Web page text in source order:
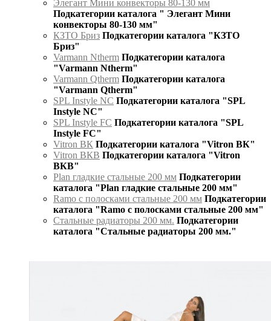
Элегант Мини конвекторы 80-130 мм
Подкатегории каталога " Элегант Мини
конвекторы 80-130 мм"
КЗТО Бриз Подкатегории каталога "КЗТО
Бриз"
Varmann Ntherm Подкатегории каталога
"Varmann Ntherm"
Varmann Qtherm Подкатегории каталога
"Varmann Qtherm"
SPL Instyle NC Подкатегории каталога "SPL
Instyle NC"
SPL Instyle FC Подкатегории каталога "SPL
Instyle FC"
Vitron ВК Подкатегории каталога "Vitron ВК"
Vitron ВКВ Подкатегории каталога "Vitron
ВКВ"
Plan гладкие стальные 200 мм Подкатегории
каталога "Plan гладкие стальные 200 мм"
Ramo с полосками стальные 200 мм Подкатегории
каталога "Ramo с полосками стальные 200 мм"
Стальные радиаторы 200 мм. Подкатегории
каталога "Стальные радиаторы 200 мм."